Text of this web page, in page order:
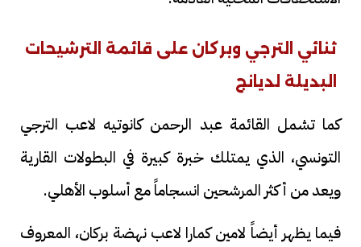
ثنائي الترجي وبركان على قائمة الترشيحات
البديلة لديانج
كما تشمل القائمة عبد الرحمن كانوتيه لاعب الترجي
التونسي، الذي يمتلك خبرة كبيرة في البطولات القارية
ويعد من أكثر المرشحين انسجاماً مع أسلوب الأهلي.
فيما يظهر أيضاً لامين كمارا لاعب نهضة بركان، المعروف